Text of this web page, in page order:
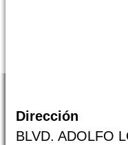
Dirección
BLVD. ADOLFO